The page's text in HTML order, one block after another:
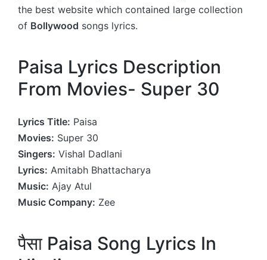
the best website which contained large collection
of Bollywood songs lyrics.
Paisa Lyrics Description
From Movies- Super 30
Lyrics Title: Paisa
Movies: Super 30
Singers: Vishal Dadlani
Lyrics: Amitabh Bhattacharya
Music: Ajay Atul
Music Company: Zee
पैसा Paisa Song Lyrics In